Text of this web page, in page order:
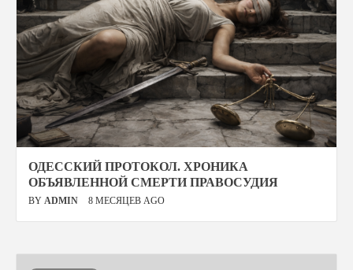
ОДЕССКИЙ ПРОТОКОЛ. ХРОНИКА
ОБЪЯВЛЕННОЙ СМЕРТИ ПРАВОСУДИЯ
BY ADMIN 8 МЕСЯЦЕВ AGO